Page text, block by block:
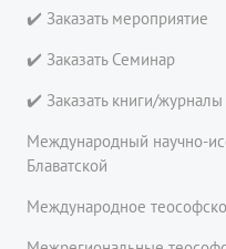
✔️ Заказать мероприятие
✔️ Заказать Семинар
✔️ Заказать книги/журналы
Международный научно-
Блаватской
Международное